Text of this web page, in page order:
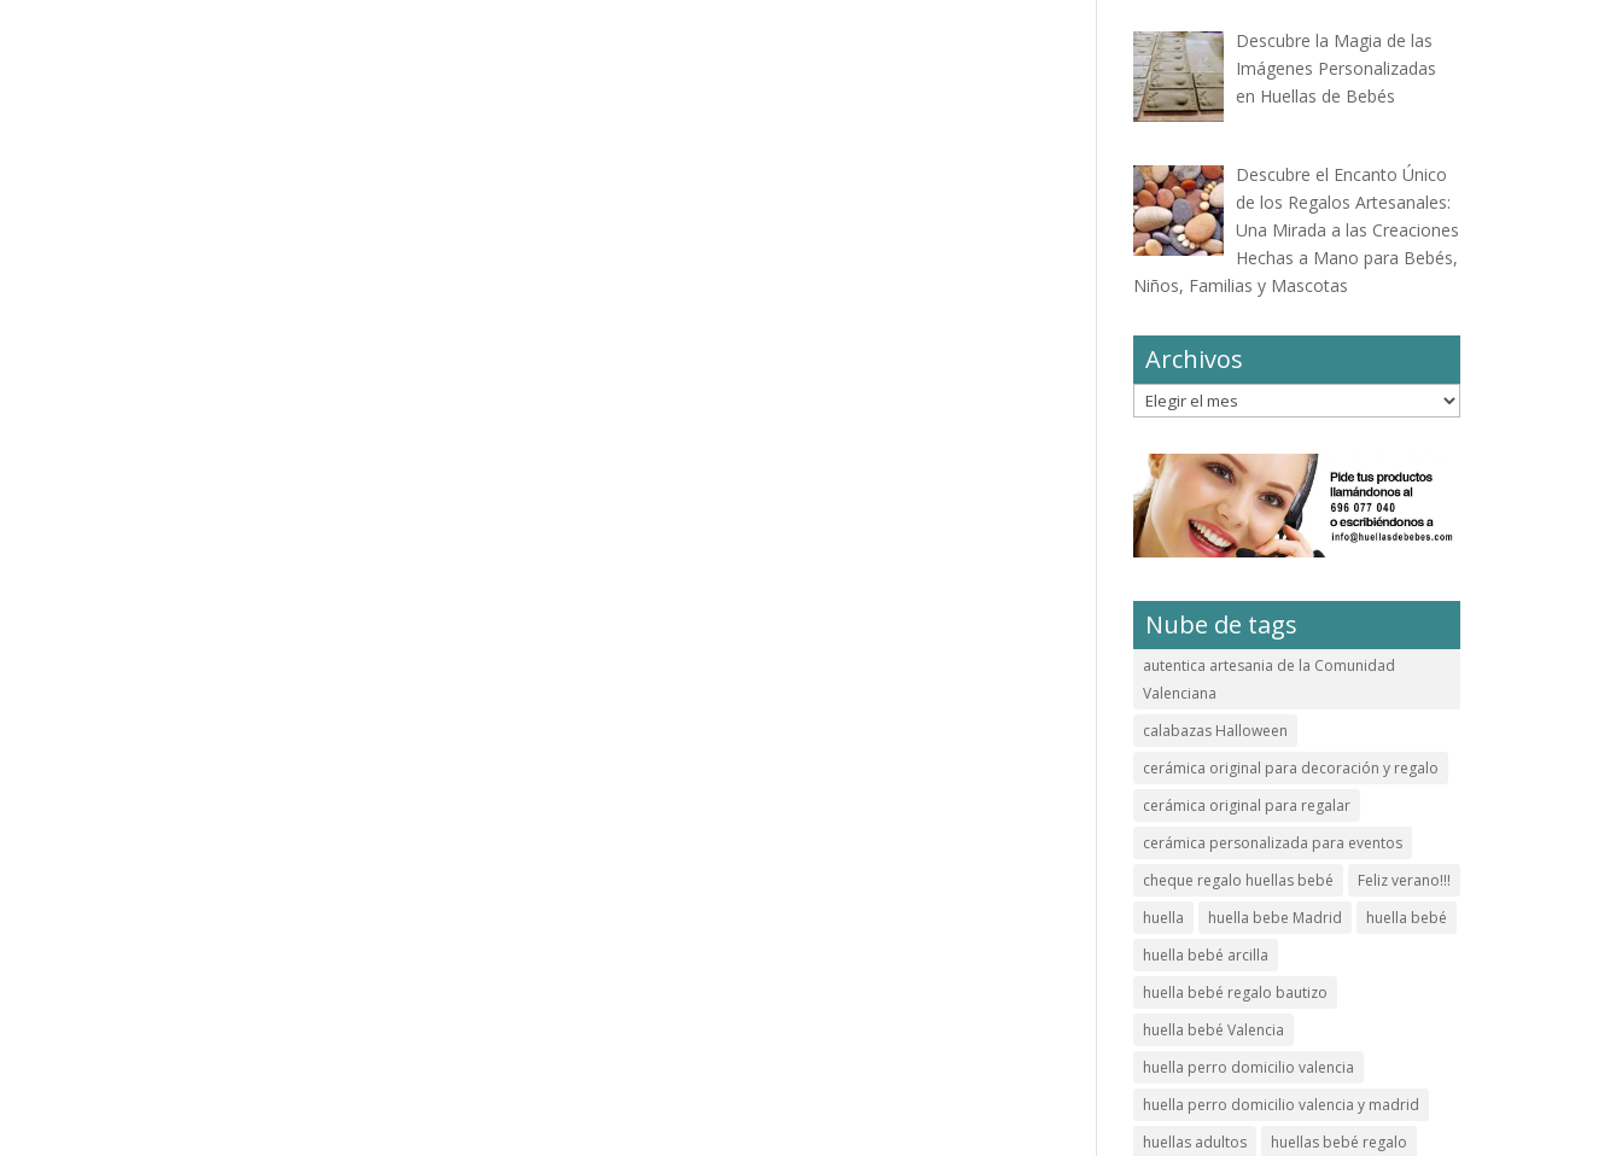
Descubre la Magia de las
Imágenes Personalizadas
en Huellas de Bebés
Descubre el Encanto Único
de los Regalos Artesanales:
Una Mirada a las Creaciones
Hechas a Mano para Bebés,
Niños, Familias y Mascotas
Archivos
Archivos
Nube de tags
autentica artesania de la Comunidad
Valenciana
calabazas Halloween
cerámica original para decoración y regalo
cerámica original para regalar
cerámica personalizada para eventos
cheque regalo huellas bebé
Feliz verano!!!
huella
huella bebe Madrid
huella bebé
huella bebé arcilla
huella bebé regalo bautizo
huella bebé Valencia
huella perro domicilio valencia
huella perro domicilio valencia y madrid
huellas adultos
huellas bebé regalo